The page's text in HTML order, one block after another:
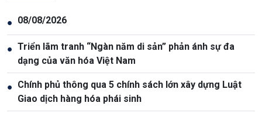
● 08/08/2026
● Triển lãm tranh “Ngàn năm di sản” phản ánh sự đa
dạng của văn hóa Việt Nam
● Chính phủ thông qua 5 chính sách lớn xây dựng Luật
Giao dịch hàng hóa phái sinh